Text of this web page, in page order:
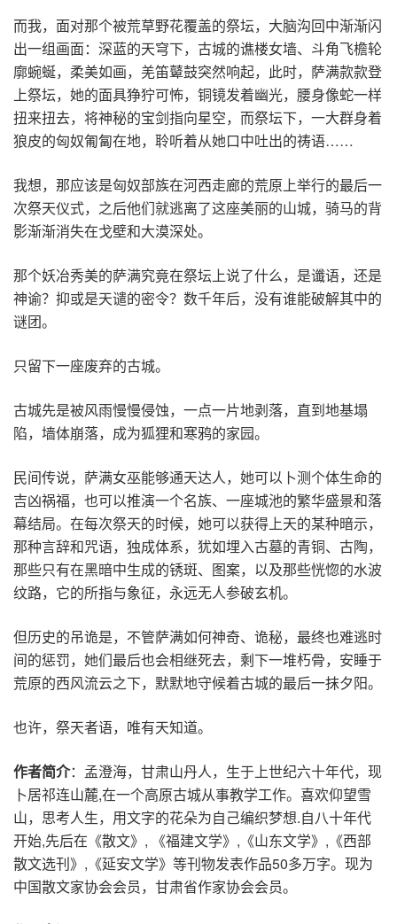
而我，面对那个被荒草野花覆盖的祭坛，大脑沟回中渐渐闪
出一组画面：深蓝的天穹下，古城的谯楼女墙、斗角飞檐轮
廓蜿蜒，柔美如画，羌笛鼙鼓突然响起，此时，萨满款款登
上祭坛，她的面具狰狞可怖，铜镜发着幽光，腰身像蛇一样
扭来扭去，将神秘的宝剑指向星空，而祭坛下，一大群身着
狼皮的匈奴匍匐在地，聆听着从她口中吐出的祷语……
我想，那应该是匈奴部族在河西走廊的荒原上举行的最后一
次祭天仪式，之后他们就逃离了这座美丽的山城，骑马的背
影渐渐消失在戈壁和大漠深处。
那个妖冶秀美的萨满究竟在祭坛上说了什么，是谶语，还是
神谕？抑或是天谴的密令？数千年后，没有谁能破解其中的
谜团。
只留下一座废弃的古城。
古城先是被风雨慢慢侵蚀，一点一片地剥落，直到地基塌
陷，墙体崩落，成为狐狸和寒鸦的家园。
民间传说，萨满女巫能够通天达人，她可以卜测个体生命的
吉凶祸福，也可以推演一个名族、一座城池的繁华盛景和落
幕结局。在每次祭天的时候，她可以获得上天的某种暗示，
那种言辞和咒语，独成体系，犹如埋入古墓的青铜、古陶，
那些只有在黑暗中生成的锈斑、图案，以及那些恍惚的水波
纹路，它的所指与象征，永远无人参破玄机。
但历史的吊诡是，不管萨满如何神奇、诡秘，最终也难逃时
间的惩罚，她们最后也会相继死去，剩下一堆朽骨，安睡于
荒原的西风流云之下，默默地守候着古城的最后一抹夕阳。
也许，祭天者语，唯有天知道。
作者简介：孟澄海，甘肃山丹人，生于上世纪六十年代，现
卜居祁连山麓,在一个高原古城从事教学工作。喜欢仰望雪
山，思考人生，用文字的花朵为自己编织梦想.自八十年代
开始,先后在《散文》, 《福建文学》,《山东文学》,《西部
散文选刊》,《延安文学》等刊物发表作品50多万字。现为
中国散文家协会会员，甘肃省作家协会会员。